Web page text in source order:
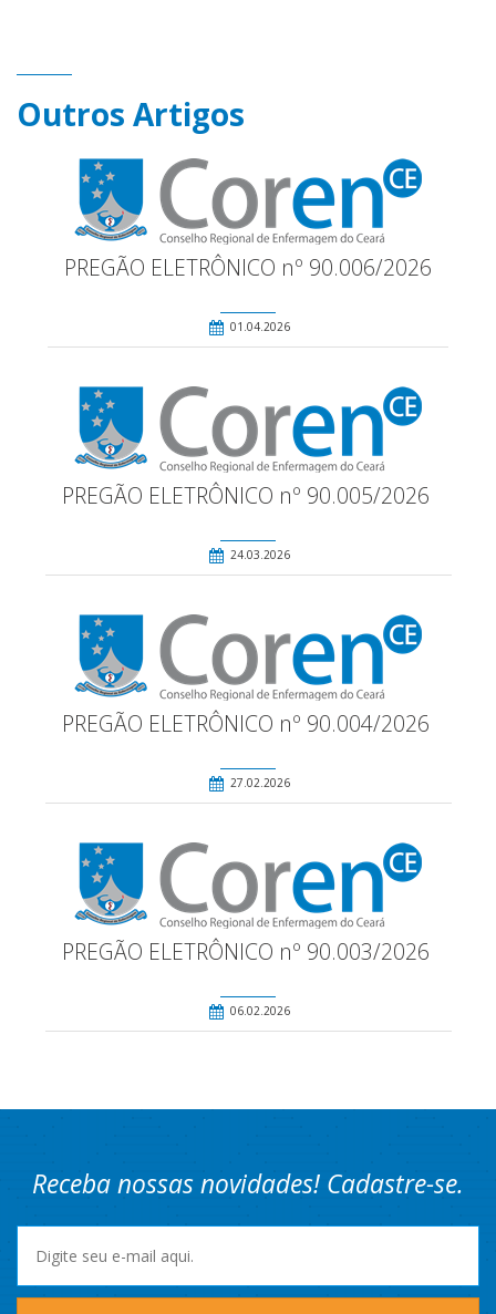
Outros Artigos
PREGÃO ELETRÔNICO nº 90.006/2026
01.04.2026
PREGÃO ELETRÔNICO nº 90.005/2026
24.03.2026
PREGÃO ELETRÔNICO nº 90.004/2026
27.02.2026
PREGÃO ELETRÔNICO nº 90.003/2026
06.02.2026
Receba nossas novidades! Cadastre-se.